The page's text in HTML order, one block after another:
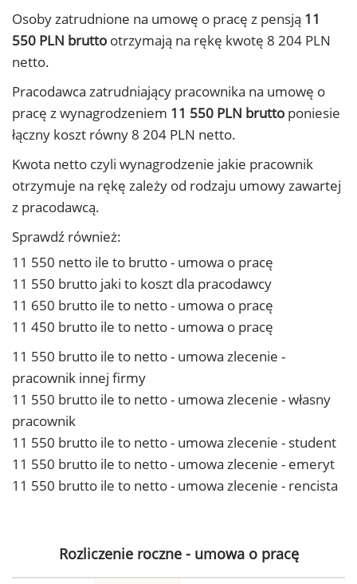
Osoby zatrudnione na umowę o pracę z pensją 11
550 PLN brutto otrzymają na rękę kwotę 8 204 PLN
netto.
Pracodawca zatrudniający pracownika na umowę o
pracę z wynagrodzeniem 11 550 PLN brutto poniesie
łączny koszt równy 8 204 PLN netto.
Kwota netto czyli wynagrodzenie jakie pracownik
otrzymuje na rękę zależy od rodzaju umowy zawartej
z pracodawcą.
Sprawdź również:
11 550 netto ile to brutto - umowa o pracę
11 550 brutto jaki to koszt dla pracodawcy
11 650 brutto ile to netto - umowa o pracę
11 450 brutto ile to netto - umowa o pracę
11 550 brutto ile to netto - umowa zlecenie -
pracownik innej firmy
11 550 brutto ile to netto - umowa zlecenie - własny
pracownik
11 550 brutto ile to netto - umowa zlecenie - student
11 550 brutto ile to netto - umowa zlecenie - emeryt
11 550 brutto ile to netto - umowa zlecenie - rencista
Rozliczenie roczne - umowa o pracę